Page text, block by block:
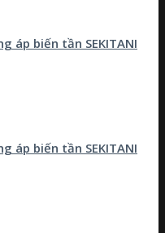
áp biến tần SEKITANI
áp biến tần SEKITANI